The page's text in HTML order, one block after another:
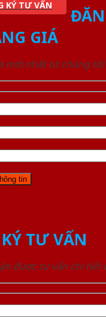
KÝ TƯ VẤN
GIÁ
mới nhất từ chúng tôi
TƯ VẤN
được tư vấn chi tiết